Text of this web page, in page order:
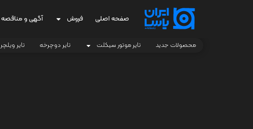
صفحه اصلی فروش آگهی و مناقصه
محصولات جدید تایر موتور سیکلت تایر دوچرخه تایر ویلچر